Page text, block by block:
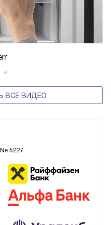
ВСЕ ВИДЕО
5227